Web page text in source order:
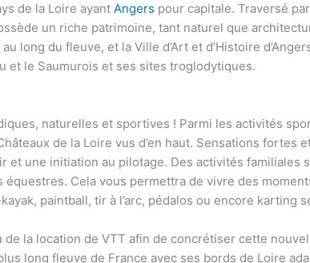
de la Loire ayant Angers pour capitale. Traversé
un riche patrimoine, tant naturel que
long du fleuve, et la Ville d’Art et d’Histoire
et le Saumurois et ses sites troglodytiques.
naturelles et sportives ! Parmi les activités
de la Loire vus d’en haut. Sensations fortes
et une initiation au pilotage. Des activités familiales
Cela vous permettra de vivre des
paintball, tir à l’arc, pédalos ou encore karting
la location de VTT afin de concrétiser cette
long fleuve de France avec ses bords de Loire